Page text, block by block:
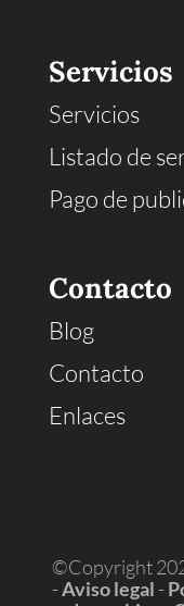
Servicios
Servicios
Listado de
Pago de
Contacto
Blog
Contacto
Enlaces
©Copyright
-Aviso legal -